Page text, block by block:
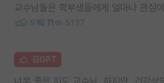
교수님들은 학부생들에게 얼마나 관심
9 11 5137
김GPT
너무 좋은 지도 교수님. 하지만, 건강상